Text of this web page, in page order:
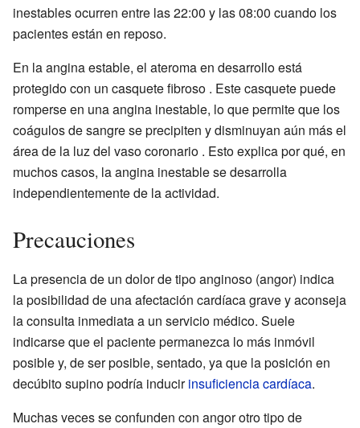
inestables ocurren entre las 22:00 y las 08:00 cuando los
pacientes están en reposo.
En la angina estable, el ateroma en desarrollo está
protegido con un casquete fibroso . Este casquete puede
romperse en una angina inestable, lo que permite que los
coágulos de sangre se precipiten y disminuyan aún más el
área de la luz del vaso coronario . Esto explica por qué, en
muchos casos, la angina inestable se desarrolla
independientemente de la actividad.
Precauciones
La presencia de un dolor de tipo anginoso (angor) indica
la posibilidad de una afectación cardíaca grave y aconseja
la consulta inmediata a un servicio médico. Suele
indicarse que el paciente permanezca lo más inmóvil
posible y, de ser posible, sentado, ya que la posición en
decúbito supino podría inducirinsuficiencia cardíaca.
Muchas veces se confunden con angor otro tipo de